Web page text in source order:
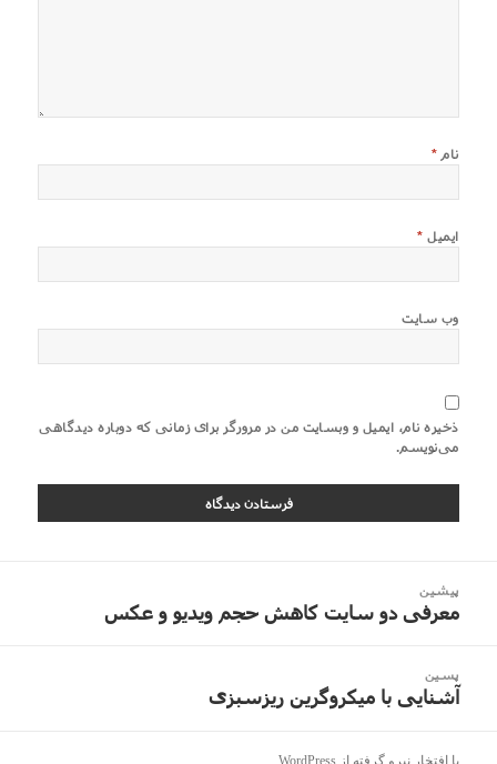
نام *
ایمیل *
وب‌ سایت
ذخیره نام، ایمیل و وبسایت من در مرورگر برای زمانی که دوباره دیدگاهی
می‌نویسم.
نوشته
پیشین
نوشته
معرفی دو سایت کاهش حجم ویدیو و عکس
پسین
نوشته
آشنایی با میکروگرین ریزسبزی
با افتخار نیرو گرفته از WordPress